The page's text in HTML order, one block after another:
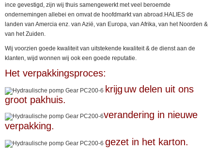
ince gevestigd, zijn wij thuis samengewerkt met veel beroemde
ondernemingen allebei en omvat de hoofdmarkt van abroad.HALIES de
landen van Amercia enz. van Azië, van Europa, van Afrika, van het Noorden &
van het Zuiden.
Wij voorzien goede kwaliteit van uitstekende kwaliteit & de dienst aan de
klanten, wijd wonnen wij ook een goede reputatie.
Het verpakkingsproces:
krijg uw delen uit ons
groot pakhuis.
verandering in nieuwe
verpakking.
gezet in het karton.